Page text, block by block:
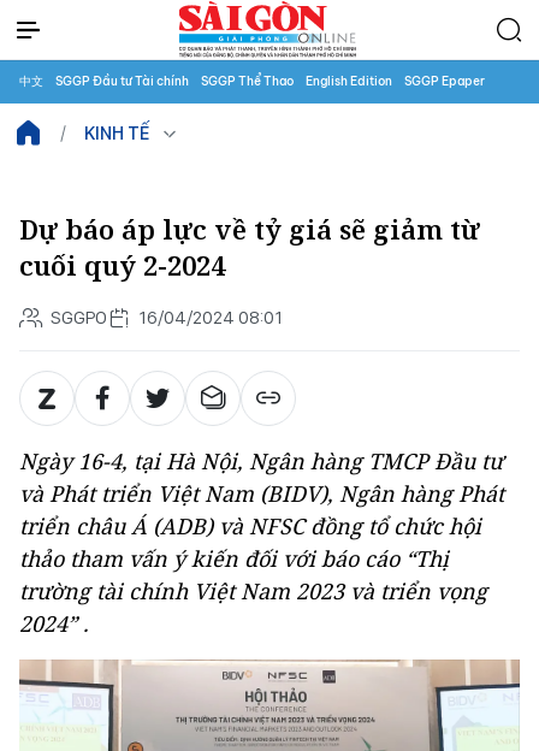
中文 SGGP Đầu tư Tài chính SGGP Thể Thao English Edition SGGP Epaper
KINH TẾ
Dự báo áp lực về tỷ giá sẽ giảm từ
cuối quý 2-2024
SGGPO 16/04/2024 08:01
Ngày 16-4, tại Hà Nội, Ngân hàng TMCP Đầu tư
và Phát triển Việt Nam (BIDV), Ngân hàng Phát
triển châu Á (ADB) và NFSC đồng tổ chức hội
thảo tham vấn ý kiến đối với báo cáo “Thị
trường tài chính Việt Nam 2023 và triển vọng
2024” .